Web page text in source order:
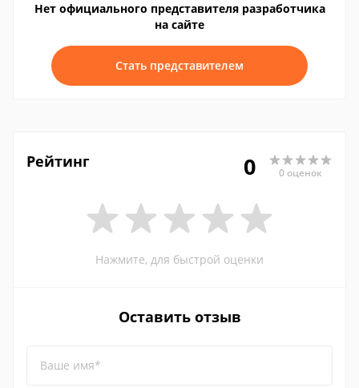
Нет официального представителя разработчика
на сайте
Стать представителем
Рейтинг 0 0 оценок
Нажмите, для быстрой оценки
Оставить отзыв
Ваше имя*